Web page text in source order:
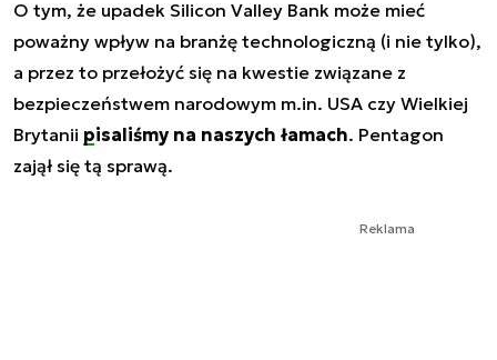
O tym, że upadek Silicon Valley Bank może mieć
poważny wpływ na branżę technologiczną (i nie tylko),
a przez to przełożyć się na kwestie związane z
bezpieczeństwem narodowym m.in. USA czy Wielkiej
Brytanii pisaliśmy na naszych łamach. Pentagon
zajął się tą sprawą.
Reklama